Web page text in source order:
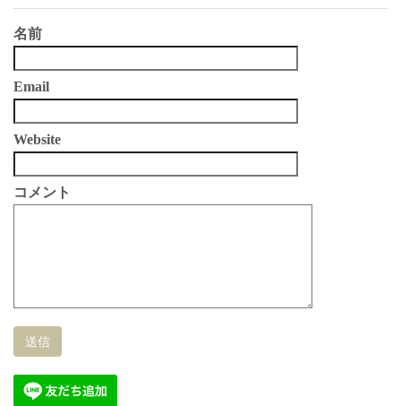
名前
Email
Website
コメント